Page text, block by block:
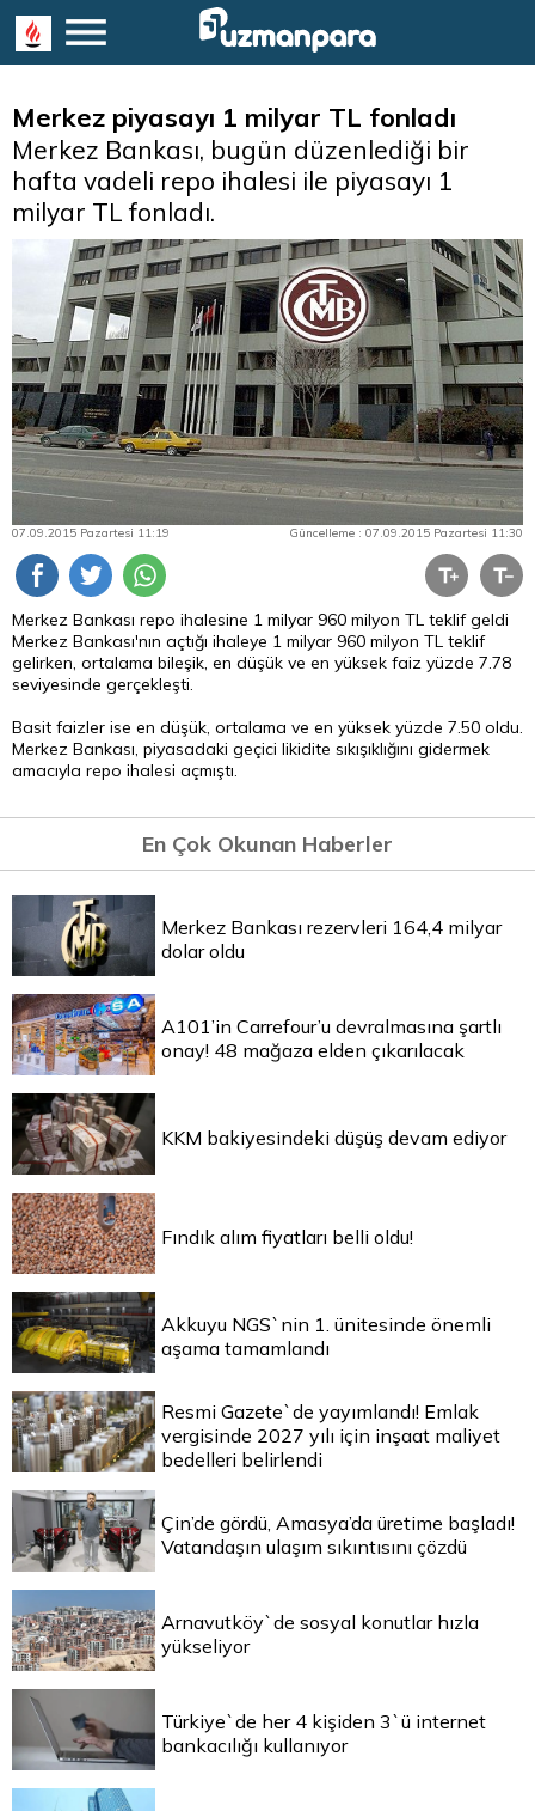
Merkez piyasayı 1 milyar TL fonladı
Merkez Bankası, bugün düzenlediği bir
hafta vadeli repo ihalesi ile piyasayı 1
milyar TL fonladı.
07.09.2015 Pazartesi 11:19 Güncelleme : 07.09.2015 Pazartesi 11:30
Merkez Bankası repo ihalesine 1 milyar 960 milyon TL teklif geldi
Merkez Bankası'nın açtığı ihaleye 1 milyar 960 milyon TL teklif
gelirken, ortalama bileşik, en düşük ve en yüksek faiz yüzde 7.78
seviyesinde gerçekleşti.
Basit faizler ise en düşük, ortalama ve en yüksek yüzde 7.50 oldu.
Merkez Bankası, piyasadaki geçici likidite sıkışıklığını gidermek
amacıyla repo ihalesi açmıştı.
En Çok Okunan Haberler
Merkez Bankası rezervleri 164,4 milyar
dolar oldu
A101’in Carrefour’u devralmasına şartlı
onay! 48 mağaza elden çıkarılacak
KKM bakiyesindeki düşüş devam ediyor
Fındık alım fiyatları belli oldu!
Akkuyu NGS`nin 1. ünitesinde önemli
aşama tamamlandı
Resmi Gazete`de yayımlandı! Emlak
vergisinde 2027 yılı için inşaat maliyet
bedelleri belirlendi
Çin’de gördü, Amasya’da üretime başladı!
Vatandaşın ulaşım sıkıntısını çözdü
Arnavutköy`de sosyal konutlar hızla
yükseliyor
Türkiye`de her 4 kişiden 3`ü internet
bankacılığı kullanıyor